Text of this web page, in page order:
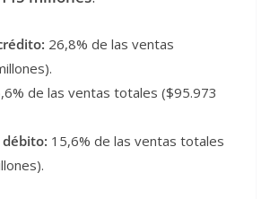
26,8% de las ventas
de las ventas totales ($95.973
15,6% de las ventas totales